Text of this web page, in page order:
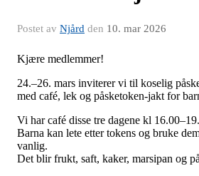
Postet av Njård den 10. mar 2026
Kjære medlemmer!
24.–26. mars inviterer vi til koselig
med café, lek og påsketoken-jakt for
Vi har café disse tre dagene kl
Barna kan lete etter tokens og bruke
vanlig.
Det blir frukt, saft, kaker, marsipan og